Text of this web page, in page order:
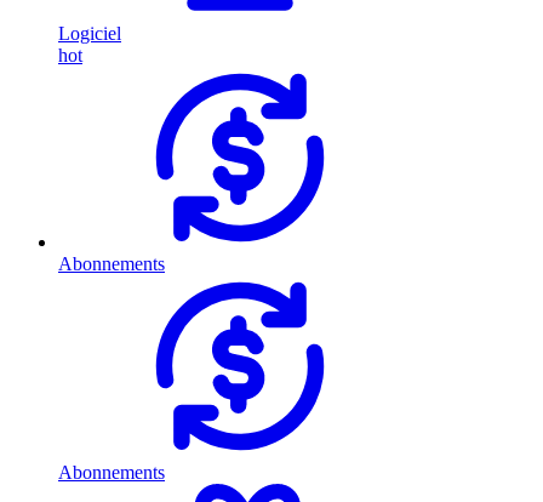
Logiciel
hot
Abonnements
Abonnements